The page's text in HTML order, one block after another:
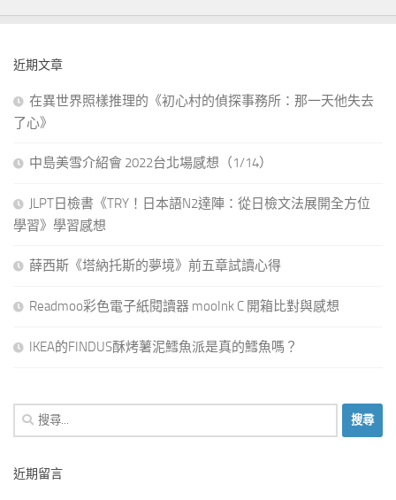
近期文章
在異世界照樣推理的《初心村的偵探事務所：那一天他失去
了心》
中島美雪介紹會 2022台北場感想（1/14）
JLPT日檢書《TRY！日本語N2達陣：從日檢文法展開全方位
學習》學習感想
薛西斯《塔納托斯的夢境》前五章試讀心得
Readmoo彩色電子紙閱讀器 mooInk C 開箱比對與感想
IKEA的FINDUS酥烤薯泥鱈魚派是真的鱈魚嗎？
搜
尋
鍵
近期留言